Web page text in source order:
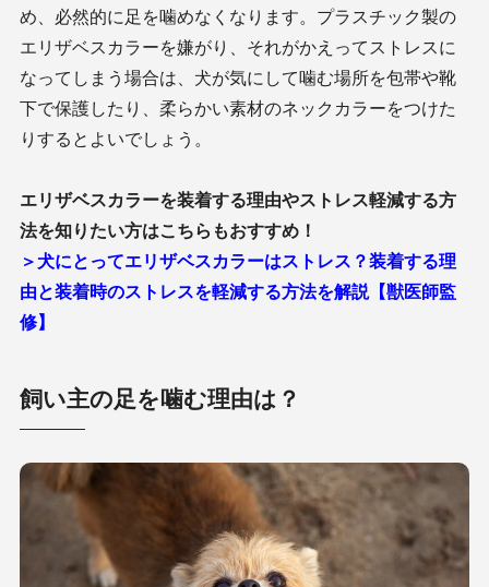
め、必然的に足を噛めなくなります。プラスチック製の
エリザベスカラーを嫌がり、それがかえってストレスに
なってしまう場合は、犬が気にして噛む場所を包帯や靴
下で保護したり、柔らかい素材のネックカラーをつけた
りするとよいでしょう。
エリザベスカラーを装着する理由やストレス軽減する方
法を知りたい方はこちらもおすすめ！
＞犬にとってエリザベスカラーはストレス？装着する理
由と装着時のストレスを軽減する方法を解説【獣医師監
修】
飼い主の足を噛む理由は？